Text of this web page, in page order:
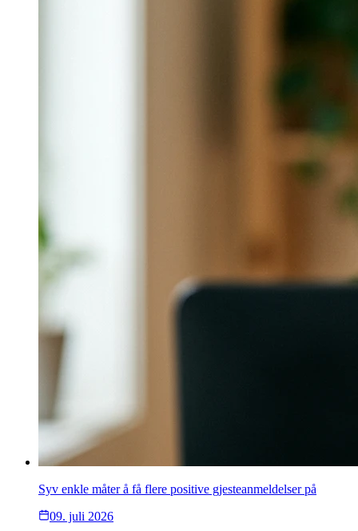
Syv enkle måter å få flere positive gjesteanmeldelser på
09. juli 2026